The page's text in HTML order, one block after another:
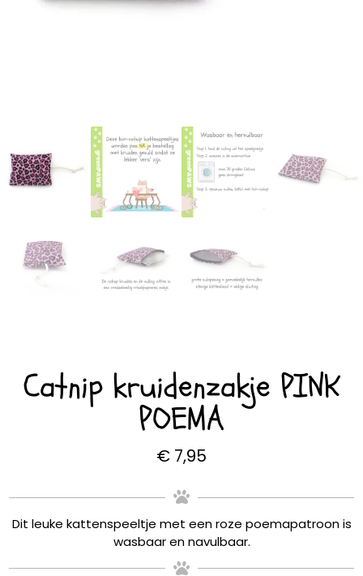
Catnip kruidenzakje PINK
POEMA
€ 7,95
Dit leuke kattenspeeltje met een roze poemapatroon is
wasbaar en navulbaar.